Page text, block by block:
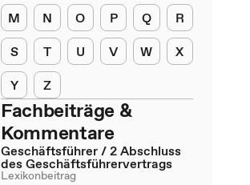
M
N O P Q
R
S
T U V W
X
Y
Z
Fachbeiträge &
Kommentare
Geschäftsführer / 2 Abschluss
des Geschäftsführervertrags
Lexikonbeitrag